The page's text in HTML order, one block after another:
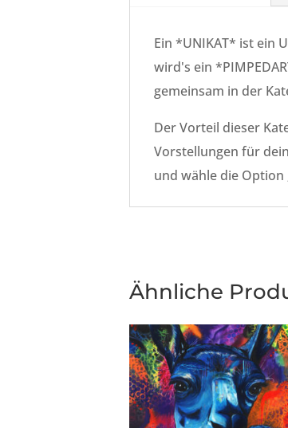
Ein *UNIKAT* ist ein
wird's ein
gemeinsam in der
Der Vorteil dieser
Vorstellungen für
und wähle die Option
Ähnliche